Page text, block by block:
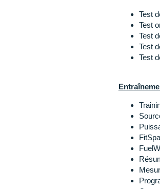
Coloris
Les autres
Test
Test
Test
Test
Test